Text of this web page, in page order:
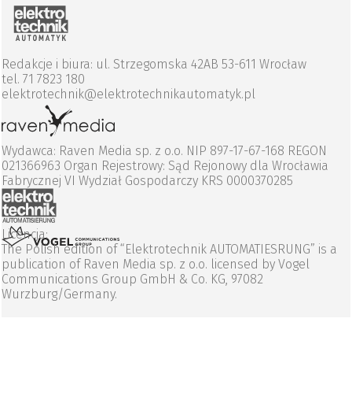
Redakcje i biura: ul. Strzegomska 42AB 53-611 Wrocław
tel. 71 7823 180
elektrotechnik@elektrotechnikautomatyk.pl
Wydawca: Raven Media sp. z o.o. NIP 897-17-67-168 REGON
021366963 Organ Rejestrowy: Sąd Rejonowy dla Wrocławia
Fabrycznej VI Wydział Gospodarczy KRS 0000370285
Licencja:
The Polish edition of “Elektrotechnik AUTOMATIESRUNG” is a
publication of Raven Media sp. z o.o. licensed by Vogel
Communications Group GmbH & Co. KG, 97082
Wurzburg/Germany.